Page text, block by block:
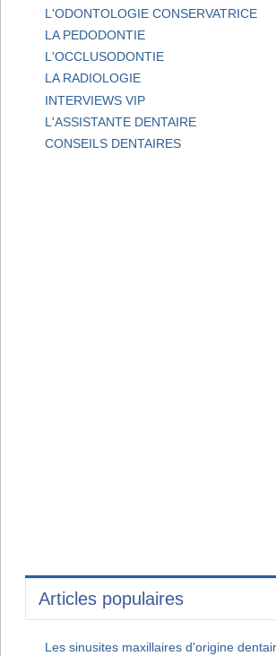
L'ODONTOLOGIE CONSERVATRICE
LA PEDODONTIE
L'OCCLUSODONTIE
LA RADIOLOGIE
INTERVIEWS VIP
L'ASSISTANTE DENTAIRE
CONSEILS DENTAIRES
Articles populaires
Les sinusites maxillaires d'origine